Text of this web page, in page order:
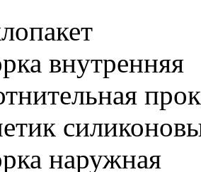
внутренняя
наружная